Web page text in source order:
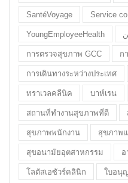
SantéVoyage Service
YoungEmployeeHealth
การตรวจสุขภาพ GCC ก
การเดินทางระหว่างประเทศ
ทราเวลคลีนิค บาห์เรน
สถานที่ทำงานสุขภาพที่ดี
สุขภาพพนักงาน สุขภาพ
สุขอนามัยอุตสาหกรรม อ
โลตัสเอซัวร์คลินิก ใบอนุ